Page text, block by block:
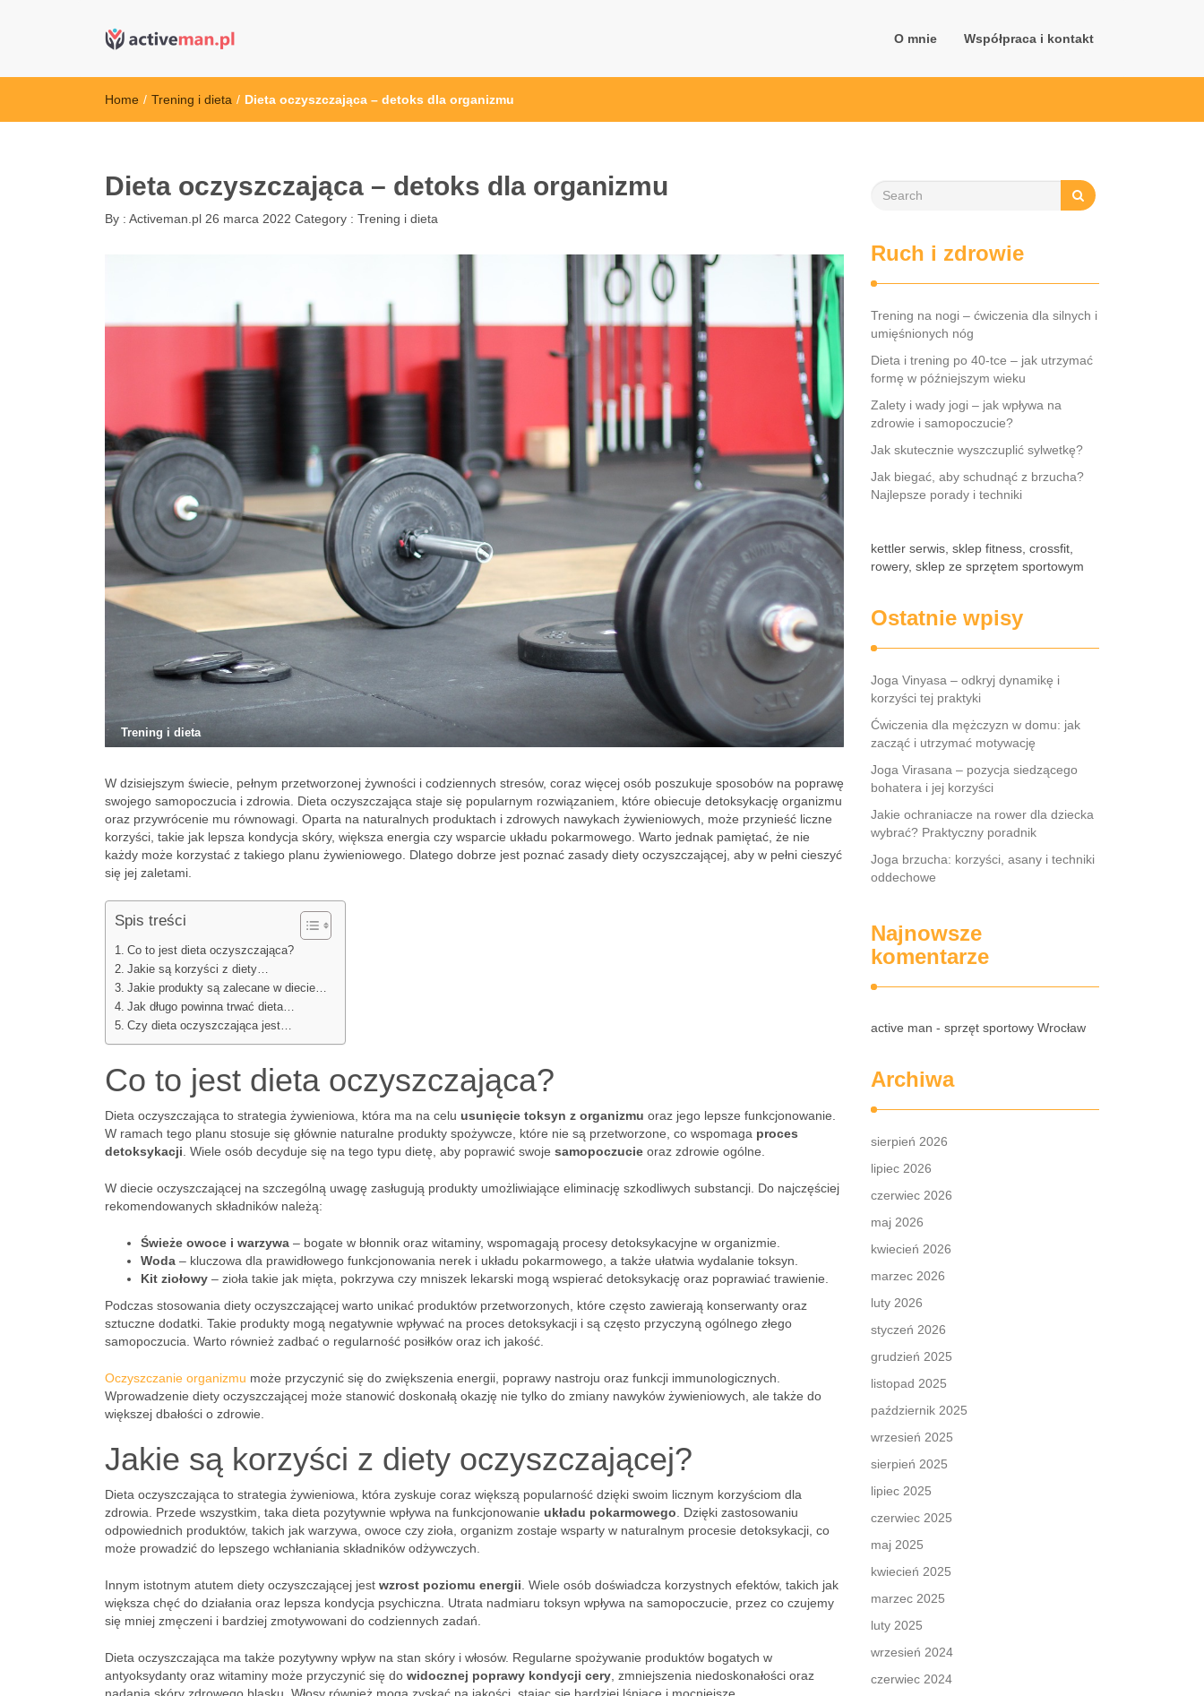
kettler serwis, sklep fitness, crossfit, rowery, sklep ze sprzętem sportowym
O mnie Współpraca i kontakt
Home / Trening i dieta / Dieta oczyszczająca – detoks dla organizmu
Dieta oczyszczająca – detoks dla organizmu
By : Activeman.pl 26 marca 2022 Category : Trening i dieta
Trening i dieta
W dzisiejszym świecie, pełnym przetworzonej żywności i codziennych stresów, coraz więcej osób poszukuje sposobów na poprawę
swojego samopoczucia i zdrowia. Dieta oczyszczająca staje się popularnym rozwiązaniem, które obiecuje detoksykację organizmu
oraz przywrócenie mu równowagi. Oparta na naturalnych produktach i zdrowych nawykach żywieniowych, może przynieść liczne
korzyści, takie jak lepsza kondycja skóry, większa energia czy wsparcie układu pokarmowego. Warto jednak pamiętać, że nie
każdy może korzystać z takiego planu żywieniowego. Dlatego dobrze jest poznać zasady diety oczyszczającej, aby w pełni cieszyć
się jej zaletami.
Spis treści
Co to jest dieta oczyszczająca?
Jakie są korzyści z diety…
Jakie produkty są zalecane w diecie…
Jak długo powinna trwać dieta…
Czy dieta oczyszczająca jest…
Co to jest dieta oczyszczająca?
Dieta oczyszczająca to strategia żywieniowa, która ma na celu usunięcie toksyn z organizmu oraz jego lepsze funkcjonowanie.
W ramach tego planu stosuje się głównie naturalne produkty spożywcze, które nie są przetworzone, co wspomaga proces
detoksykacji . Wiele osób decyduje się na tego typu dietę, aby poprawić swoje samopoczucie oraz zdrowie ogólne.
W diecie oczyszczającej na szczególną uwagę zasługują produkty umożliwiające eliminację szkodliwych substancji. Do najczęściej
rekomendowanych składników należą:
Świeże owoce i warzywa – bogate w błonnik oraz witaminy, wspomagają procesy detoksykacyjne w organizmie.
Woda – kluczowa dla prawidłowego funkcjonowania nerek i układu pokarmowego, a także ułatwia wydalanie toksyn.
Kit ziołowy – zioła takie jak mięta, pokrzywa czy mniszek lekarski mogą wspierać detoksykację oraz poprawiać trawienie.
Podczas stosowania diety oczyszczającej warto unikać produktów przetworzonych, które często zawierają konserwanty oraz
sztuczne dodatki. Takie produkty mogą negatywnie wpływać na proces detoksykacji i są często przyczyną ogólnego złego
samopoczucia. Warto również zadbać o regularność posiłków oraz ich jakość.
Oczyszczanie organizmu może przyczynić się do zwiększenia energii, poprawy nastroju oraz funkcji immunologicznych.
Wprowadzenie diety oczyszczającej może stanowić doskonałą okazję nie tylko do zmiany nawyków żywieniowych, ale także do
większej dbałości o zdrowie.
Jakie są korzyści z diety oczyszczającej?
Dieta oczyszczająca to strategia żywieniowa, która zyskuje coraz większą popularność dzięki swoim licznym korzyściom dla
zdrowia. Przede wszystkim, taka dieta pozytywnie wpływa na funkcjonowanie układu pokarmowego . Dzięki zastosowaniu
odpowiednich produktów, takich jak warzywa, owoce czy zioła, organizm zostaje wsparty w naturalnym procesie detoksykacji, co
może prowadzić do lepszego wchłaniania składników odżywczych.
Innym istotnym atutem diety oczyszczającej jest wzrost poziomu energii . Wiele osób doświadcza korzystnych efektów, takich jak
większa chęć do działania oraz lepsza kondycja psychiczna. Utrata nadmiaru toksyn wpływa na samopoczucie, przez co czujemy
się mniej zmęczeni i bardziej zmotywowani do codziennych zadań.
Dieta oczyszczająca ma także pozytywny wpływ na stan skóry i włosów. Regularne spożywanie produktów bogatych w
antyoksydanty oraz witaminy może przyczynić się do widocznej poprawy kondycji cery , zmniejszenia niedoskonałości oraz
Ruch i zdrowie
Trening na nogi – ćwiczenia dla silnych i
umięśnionych nóg
Dieta i trening po 40-tce – jak utrzymać
formę w późniejszym wieku
Zalety i wady jogi – jak wpływa na
zdrowie i samopoczucie?
Jak skutecznie wyszczuplić sylwetkę?
Jak biegać, aby schudnąć z brzucha?
Najlepsze porady i techniki
kettler serwis, sklep fitness, crossfit,
rowery, sklep ze sprzętem sportowym
Ostatnie wpisy
Joga Vinyasa – odkryj dynamikę i
korzyści tej praktyki
Ćwiczenia dla mężczyzn w domu: jak
zacząć i utrzymać motywację
Joga Virasana – pozycja siedzącego
bohatera i jej korzyści
Jakie ochraniacze na rower dla dziecka
wybrać? Praktyczny poradnik
Joga brzucha: korzyści, asany i techniki
oddechowe
Najnowsze
komentarze
active man - sprzęt sportowy Wrocław
Archiwa
sierpień 2026
lipiec 2026
czerwiec 2026
maj 2026
kwiecień 2026
marzec 2026
luty 2026
styczeń 2026
grudzień 2025
listopad 2025
październik 2025
wrzesień 2025
sierpień 2025
lipiec 2025
czerwiec 2025
maj 2025
kwiecień 2025
marzec 2025
luty 2025
wrzesień 2024
czerwiec 2024